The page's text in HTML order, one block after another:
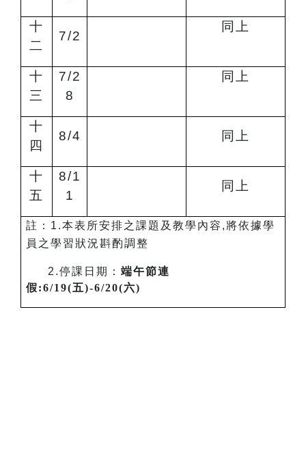
十
二
7/2
同上
十
三
7/2
8
同上
十
四
8/4 同上
十
五
8/1
1
同上
註：1.本表所安排之課題及教學內容,將依據學
員之學習狀況斟酌調整
2.停課日期： 端午節連
假:6/19(五)-6/20(六)